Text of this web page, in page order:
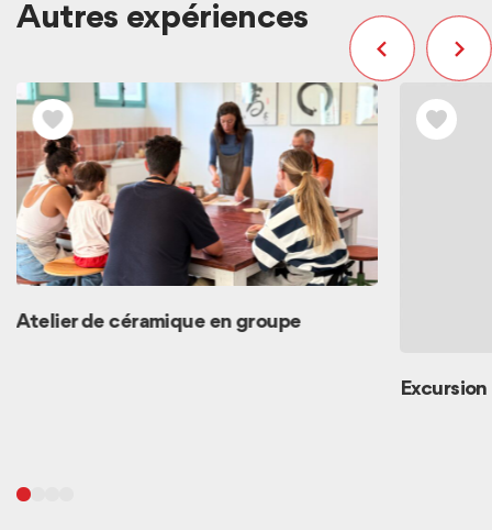
Autres expériences
Atelier de céramique en groupe